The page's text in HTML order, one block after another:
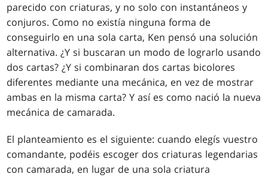
parecido con criaturas, y no solo con instantáneos y
conjuros. Como no existía ninguna forma de
conseguirlo en una sola carta, Ken pensó una solución
alternativa. ¿Y si buscaran un modo de lograrlo usando
dos cartas? ¿Y si combinaran dos cartas bicolores
diferentes mediante una mecánica, en vez de mostrar
ambas en la misma carta? Y así es como nació la nueva
mecánica de camarada.
El planteamiento es el siguiente: cuando elegís vuestro
comandante, podéis escoger dos criaturas legendarias
con camarada, en lugar de una sola criatura